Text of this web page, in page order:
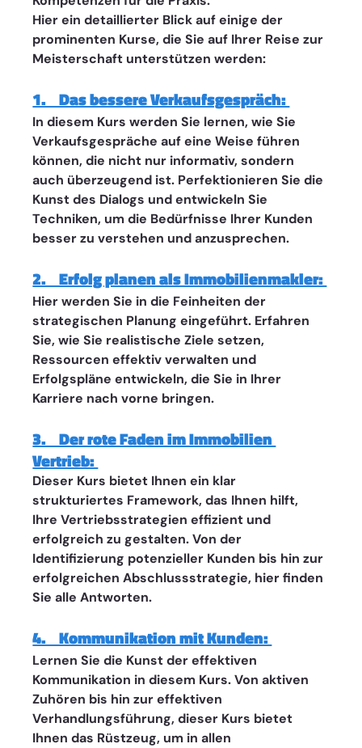
Hier ein detaillierter Blick auf einige der
prominenten Kurse, die Sie auf Ihrer Reise zur
Meisterschaft unterstützen werden:
1.    Das bessere Verkaufsgespräch:
In diesem Kurs werden Sie lernen, wie Sie
Verkaufsgespräche auf eine Weise führen
können, die nicht nur informativ, sondern
auch überzeugend ist. Perfektionieren Sie die
Kunst des Dialogs und entwickeln Sie
Techniken, um die Bedürfnisse Ihrer Kunden
besser zu verstehen und anzusprechen.
2.    Erfolg planen als Immobilienmakler:
Hier werden Sie in die Feinheiten der
strategischen Planung eingeführt. Erfahren
Sie, wie Sie realistische Ziele setzen,
Ressourcen effektiv verwalten und
Erfolgspläne entwickeln, die Sie in Ihrer
Karriere nach vorne bringen.
3.    Der rote Faden im Immobilien
Vertrieb:
Dieser Kurs bietet Ihnen ein klar
strukturiertes Framework, das Ihnen hilft,
Ihre Vertriebsstrategien effizient und
erfolgreich zu gestalten. Von der
Identifizierung potenzieller Kunden bis hin zur
erfolgreichen Abschlussstrategie, hier finden
Sie alle Antworten.
4.    Kommunikation mit Kunden:
Lernen Sie die Kunst der effektiven
Kommunikation in diesem Kurs. Von aktiven
Zuhören bis hin zur effektiven
Verhandlungsführung, dieser Kurs bietet
Ihnen das Rüstzeug, um in allen